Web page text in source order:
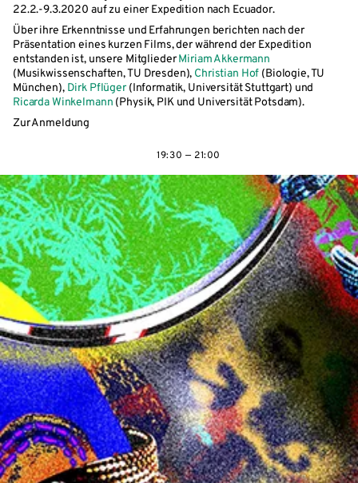
22.2.-9.3.2020 auf zu einer Expedition nach Ecuador.
Über ihre Erkenntnisse und Erfahrungen berichten nach der
Präsentation eines kurzen Films, der während der Expedition
entstanden ist, unsere MitgliederMiriam Akkermann
(Musikwissenschaften, TU Dresden), Christian Hof (Biologie, TU
München), Dirk Pflüger(Informatik, Universität Stuttgart) und
Ricarda Winkelmann (Physik, PIK und Universität Potsdam).
Zur Anmeldung
19:30 — 21:00